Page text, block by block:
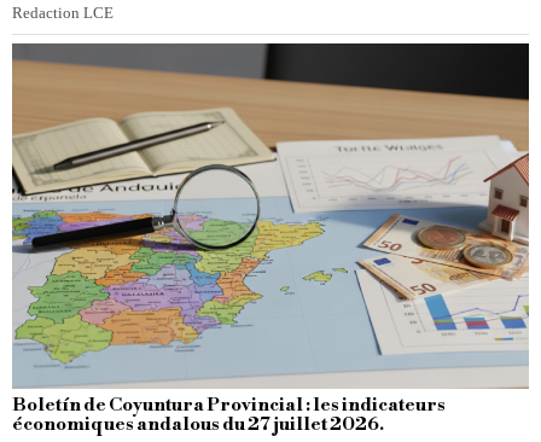
Redaction LCE
Boletín de Coyuntura Provincial : les indicateurs
économiques andalous du 27 juillet 2026.